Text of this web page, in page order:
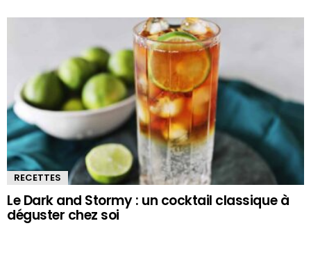
RECETTES
Le Dark and Stormy : un cocktail classique à
déguster chez soi